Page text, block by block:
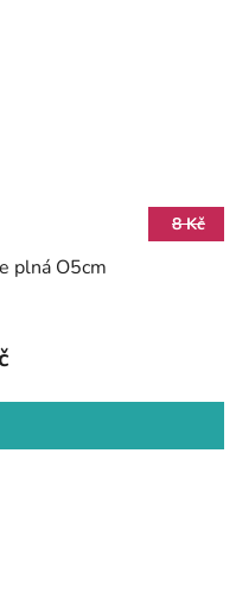
8 Kč
plná O5cm